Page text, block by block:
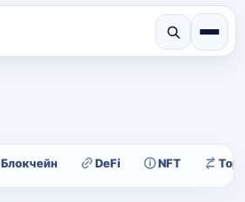
Блокчейн DeFi NFT